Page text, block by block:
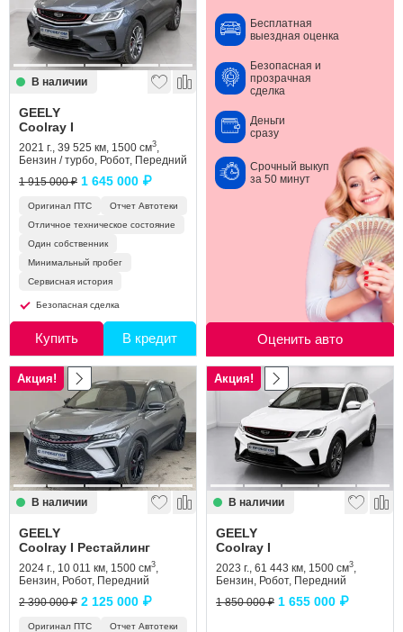
В наличии
GEELY
Coolray I
2021 г., 39 525 км, 1500 см3,
Бензин / турбо, Робот, Передний
1 915 000 ₽ 1 645 000 ₽
Оригинал ПТС
Отчет Автотеки
Отличное техническое состояние
Один собственник
Минимальный пробег
Сервисная история
Безопасная сделка
Купить В кредит
Бесплатная
выездная оценка
Безопасная и
прозрачная
сделка
Деньги
сразу
Срочный выкуп
за 50 минут
Оценить авто
Акция!
В наличии
GEELY
Coolray I Рестайлинг
2024 г., 10 011 км, 1500 см3,
Бензин, Робот, Передний
2 390 000 ₽ 2 125 000 ₽
Оригинал ПТС
Отчет Автотеки
Акция!
В наличии
GEELY
Coolray I
2023 г., 61 443 км, 1500 см3,
Бензин, Робот, Передний
1 850 000 ₽ 1 655 000 ₽